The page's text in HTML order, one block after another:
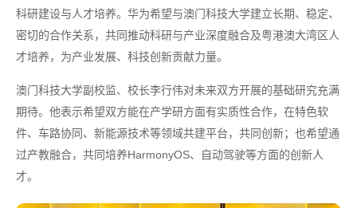
科研建设与人才培养。华为希望与澳门科技大学建立长期、稳定、
密切的合作关系，共同推动科研与产业深度融合及粤港澳大湾区人
才培养，为产业发展、科技创新贡献力量。
澳门科技大学副校监、校长李行伟对未来双方开展的基础研究充满
期待。他表示希望双方能在产学研方面有实质性合作，在特色软
件、车路协同、新能源技术等领域共建平台，共同创新；也希望通
过产教融合，共同培养HarmonyOS、自动驾驶等方面的创新人
才。